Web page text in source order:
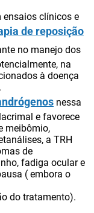
ensaios clínicos e
de reposição
no manejo dos
na
à doença
nessa
e favorece
meibômio,
a TRH
de
fadiga ocular e
( embora o
do tratamento).